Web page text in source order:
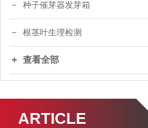
种子催芽器发芽箱
根茎叶生理检测
查看全部
ARTICLE